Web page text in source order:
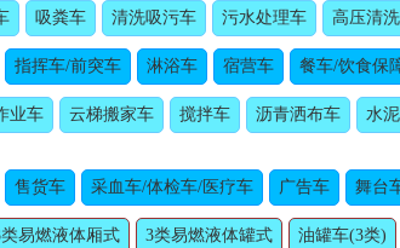
吸粪车 清洗吸污车 污水处理车 高压清
指挥车/前突车 淋浴车 宿营车 餐车/饮食保
业车 云梯搬家车 搅拌车 沥青洒布车 水
售货车 采血车/体检车/医疗车 广告车 舞台
易燃液体厢式 3类易燃液体罐式 油罐车(3类)